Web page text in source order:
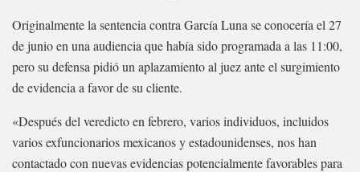
Originalmente la sentencia contra García Luna se conocería el 27
de junio en una audiencia que había sido programada a las 11:00,
pero su defensa pidió un aplazamiento al juez ante el surgimiento
de evidencia a favor de su cliente.
«Después del veredicto en febrero, varios individuos, incluidos
varios exfuncionarios mexicanos y estadounidenses, nos han
contactado con nuevas evidencias potencialmente favorables para